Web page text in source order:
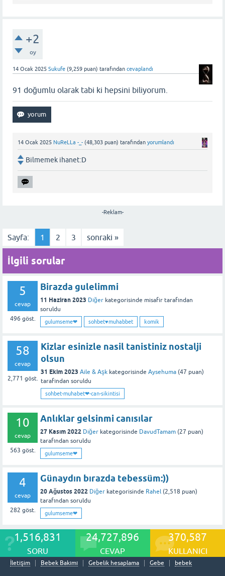
+2
oy
14 Ocak 2025 Sukufe (9,259 puan) tarafından cevaplandı
91 doğumlu olarak tabi ki hepsini biliyorum.
14 Ocak 2025 NuReLLa -_- (48,303 puan) tarafından yorumlandı
Bilmemek ihanet:D
-Reklam-
Sayfa: 1 2 3 sonraki »
İlgili sorular
5
cevap
496 göst.
Birazda gulelimmi
11 Haziran 2023 Diğer kategorisinde misafir tarafından
soruldu
gulumseme❤ sohbet♥️muhabbet komik
58
cevap
2,771 göst.
Kizlar esinizle nasil tanistiniz nostalji
olsun
31 Ekim 2023 Aile & Aşk kategorisinde Aysehuma (47 puan)
tarafından soruldu
sohbet-muhabet❤-can-sikintisi
10
cevap
563 göst.
Anlıklar gelsinmi canısılar
27 Kasım 2022 Diğer kategorisinde DavudTamam (27 puan)
tarafından soruldu
gulumseme❤
4
cevap
282 göst.
Günaydın bırazda tebessüm:))
20 Ağustos 2022 Diğer kategorisinde Rahel (2,518 puan)
tarafından soruldu
gulumseme❤
1,516,831
SORU
24,727,896
CEVAP
370,587
KULLANICI
İletişim Bebek Bakımı Gebelik hesaplama Gebe bebek